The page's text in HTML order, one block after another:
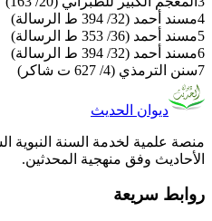
4مسند أحمد (32/ 394 ط الرسالة)
5مسند أحمد (36/ 353 ط الرسالة)
6مسند أحمد (32/ 394 ط الرسالة)
7سنن الترمذي (4/ 627 ت شاكر)
ديوان الحديث
منصة علمية لخدمة السنة النبوية
الأحاديث وفق منهجية المحدثين.
روابط سريعة